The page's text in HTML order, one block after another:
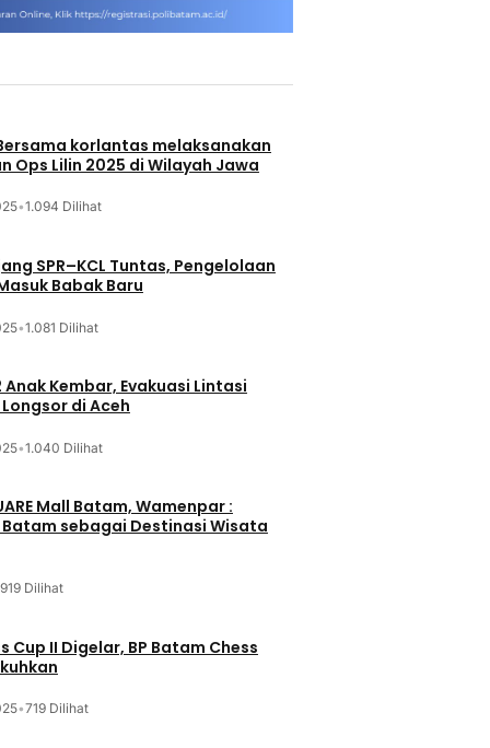
korlantas melaksanakan
Ops Lilin 2025 di Wilayah Jawa
•1.094 Dilihat
SPR–KCL Tuntas, Pengelolaan
Babak Baru
•1.081 Dilihat
Anak Kembar, Evakuasi Lintasi
di Aceh
•1.040 Dilihat
Mall Batam, Wamenpar :
Batam sebagai Destinasi Wisata
919 Dilihat
Cup II Digelar, BP Batam Chess
•719 Dilihat